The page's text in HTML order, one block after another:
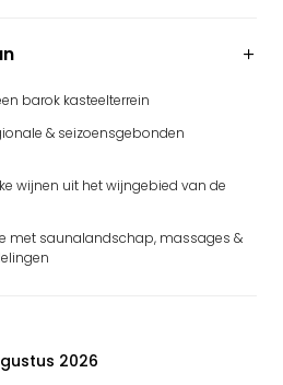
barok kasteelterrein
& seizoensgebonden
wijnen uit het wijngebied van de
met saunalandschap, massages &
2026